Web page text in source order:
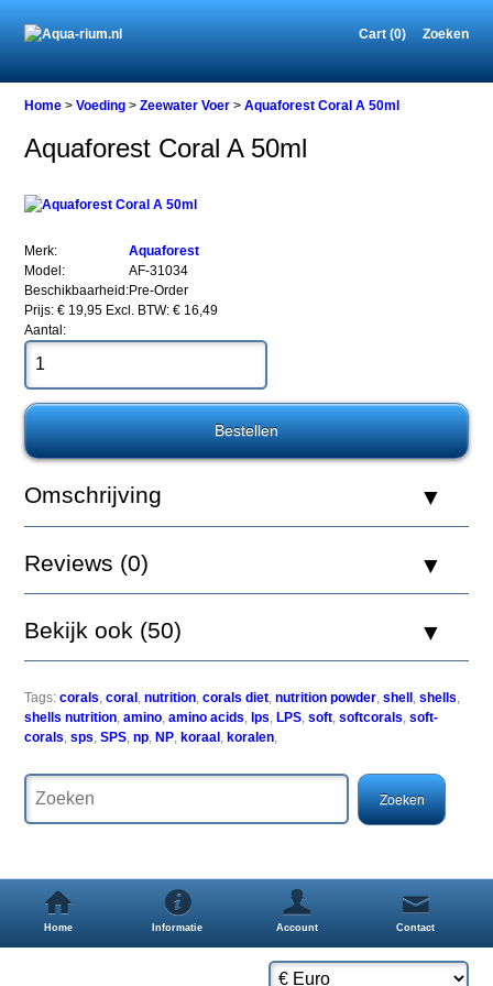
Cart (0) Zoeken
Home
Zeewater
Coral
A
50ml
Coral
A
50ml
Essentieel
voor
zeeaquarium,
voor
Nutrient
Systems
(ULNS).
geconcentreerde
aminozuren,
van
energie
voor
Home >Voeding >Zeewater Voer >Aquaforest Coral A 50ml
Aquaforest Coral A 50ml
Merk:
Aquaforest
Model:
AF-31034
Beschikbaarheid:Pre-Order
Prijs: € 19,95 Excl. BTW: € 16,49
Aantal:
Omschrijving
Reviews (0)
Bekijk ook (50)
Tags: corals,coral ,nutrition,corals diet,nutrition powder,shell ,shells,
shells nutrition,amino,amino acids, lps, LPS,soft,softcorals,soft-
corals,sps,SPS,np, NP, koraal , koralen,
Home Informatie Account Contact